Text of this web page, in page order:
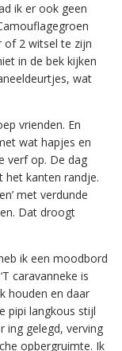
ik er ook geen
of 2 witsel te zijn
in de bek kijken
wat
vrienden. En
wat hapjes en
verf op. De dag
kanten randje.
met verdunde
Dat droogt
ik een moodbord
caravanneke is
houden en daar
pipi langkous stijl
ing gelegd, verving
opbergruimte. Ik